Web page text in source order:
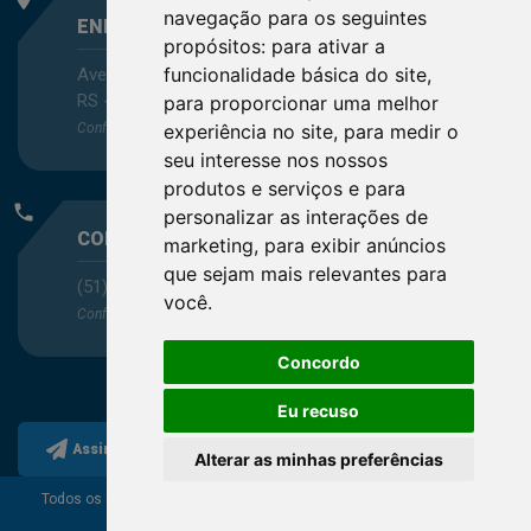
navegação para os seguintes
propósitos: para ativar a
funcionalidade básica do site,
para proporcionar uma melhor
experiência no site, para medir o
seu interesse nos nossos
produtos e serviços e para
personalizar as interações de
marketing, para exibir anúncios
que sejam mais relevantes para
você.
Concordo
Eu recuso
Alterar as minhas preferências
ENDEREÇO
Avenida Itaqui, 45, Bairro Petrópolis, Porto Alegre -
RS - CEP 90460-140
Confira as demaislocalizações no Estado
phone
CONTATO
(51) 3330-5659
Confira os e-mailsaqui
Assine a nossa newsletter
Todos os direitos reservados ao Conselho Regional de